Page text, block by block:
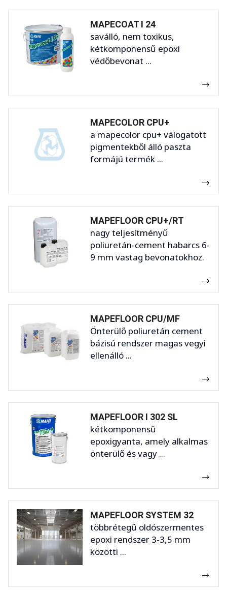
MAPECOAT I 24
saválló, nem toxikus,
kétkomponensű epoxi
védőbevonat ...
MAPECOLOR CPU+
a mapecolor cpu+ válogatott
pigmentekből álló paszta
formájú termék ...
MAPEFLOOR CPU+/RT
nagy teljesítményű
poliuretán-cement habarcs 6-
9 mm vastag bevonatokhoz.
MAPEFLOOR CPU/MF
Önterülő poliuretán cement
bázisú rendszer magas vegyi
ellenálló ...
MAPEFLOOR I 302 SL
kétkomponensű
epoxigyanta, amely alkalmas
önterülő és vagy ...
MAPEFLOOR SYSTEM 32
többrétegű oldószermentes
epoxi rendszer 3-3,5 mm
közötti ...